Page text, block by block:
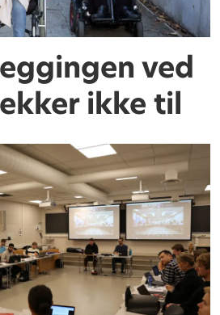
ved
ikke til